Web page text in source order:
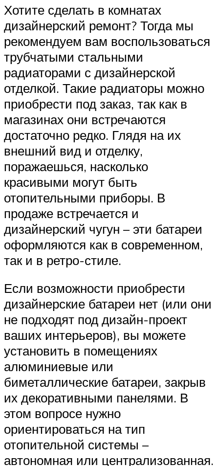
Хотите сделать в комнатах
дизайнерский ремонт? Тогда мы
рекомендуем вам воспользоваться
трубчатыми стальными
радиаторами с дизайнерской
отделкой. Такие радиаторы можно
приобрести под заказ, так как в
магазинах они встречаются
достаточно редко. Глядя на их
внешний вид и отделку,
поражаешься, насколько
красивыми могут быть
отопительными приборы. В
продаже встречается и
дизайнерский чугун – эти батареи
оформляются как в современном,
так и в ретро-стиле.
Если возможности приобрести
дизайнерские батареи нет (или они
не подходят под дизайн-проект
ваших интерьеров), вы можете
установить в помещениях
алюминиевые или
биметаллические батареи, закрыв
их декоративными панелями. В
этом вопросе нужно
ориентироваться на тип
отопительной системы –
автономная или централизованная.